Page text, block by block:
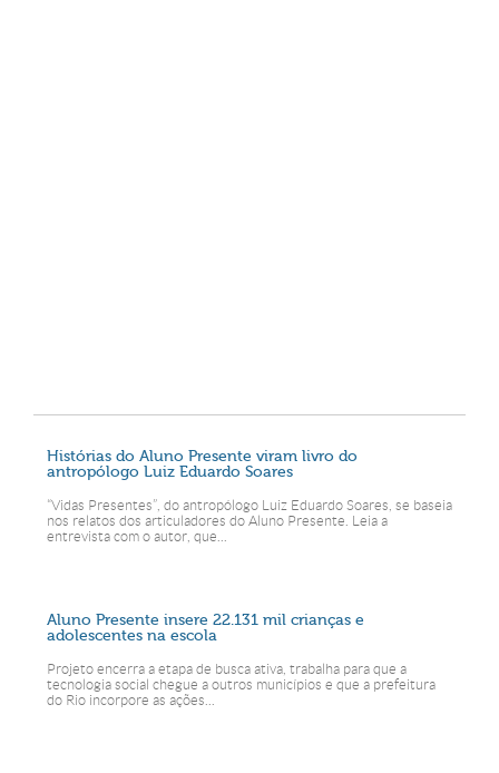
Histórias do Aluno Presente viram livro do
antropólogo Luiz Eduardo Soares
“Vidas Presentes”, do antropólogo Luiz Eduardo Soares, se baseia
nos relatos dos articuladores do Aluno Presente. Leia a
entrevista com o autor, que...
Aluno Presente insere 22.131 mil crianças e
adolescentes na escola
Projeto encerra a etapa de busca ativa, trabalha para que a
tecnologia social chegue a outros municípios e que a prefeitura
do Rio incorpore as ações...